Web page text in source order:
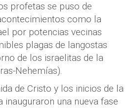
profetas se puso de
como la
por potencias vecinas
plagas de langostas
de los israelitas de la
Nehemías).
de Cristo y los inicios de la
inauguraron una nueva fase